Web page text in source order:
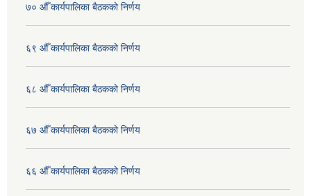
७० औँ कार्यपालिका बैठकको निर्णय
६९ औँ कार्यपालिका बैठकको निर्णय
६८ औँ कार्यपालिका बैठकको निर्णय
६७ औँ कार्यपालिका बैठकको निर्णय
६६ औँ कार्यपालिका बैठकको निर्णय